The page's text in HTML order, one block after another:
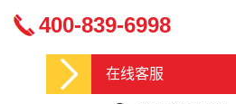
400-839-6998
在线客服